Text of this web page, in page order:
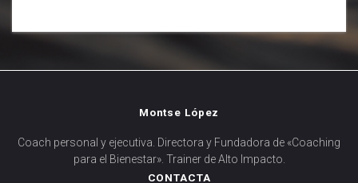
Montse López
Coach personal y ejecutiva. Directora y Fundadora de «Coaching
para el Bienestar». Trainer de Alto Impacto.
CONTACTA